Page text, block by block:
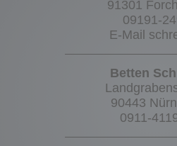
91301
09191-
E-Mail
Betten
90443
0911-